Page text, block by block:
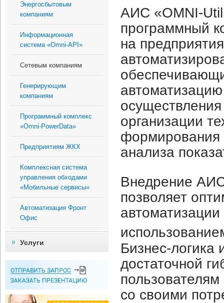
Энергосбытовым
компаниям
Информационная
система «Omni-API»
Сетевым компаниям
Генерирующим
компаниям
Программный комплекс
«Omni-PowerData»
Предприятиям ЖКХ
Комплексная система
управления обходами
«Мобильные сервисы»
Автоматизация Фронт
Офис
Услуги
АИС «OMNI-
программный
на
осуществления
организации
формирования
анализа
Внедрение
позволяет
Бизнес-логика
достаточной
со своими